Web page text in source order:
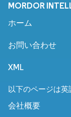
MORDOR
ホーム
お問い合わせ
XML
以下のページは
会社概要